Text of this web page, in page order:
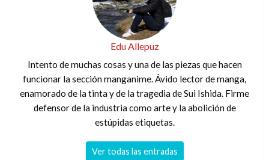
Edu Allepuz
Intento de muchas cosas y una de las piezas que hacen
funcionar la sección manganime. Ávido lector de manga,
enamorado de la tinta y de la tragedia de Sui Ishida. Firme
defensor de la industria como arte y la abolición de
estúpidas etiquetas.
Ver todas las entradas